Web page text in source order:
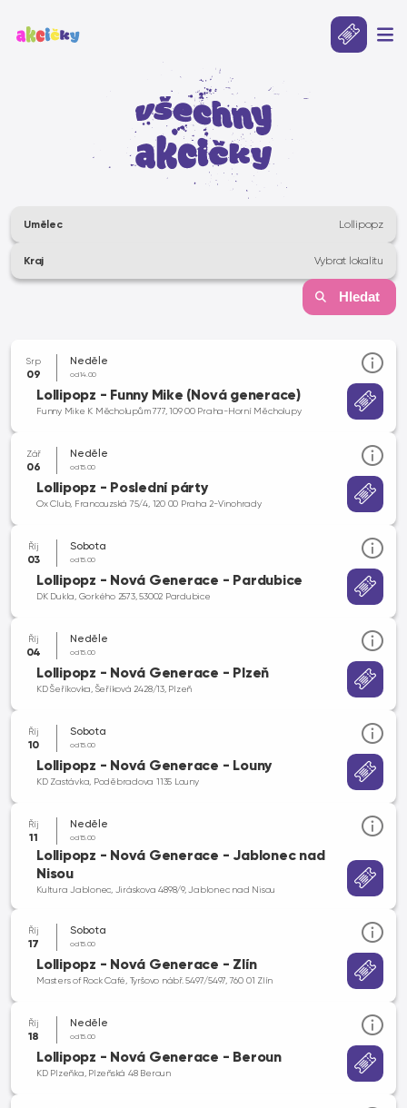
Umělec Lollipopz
Kraj Vybrat lokalitu
Hledat
Srp
09
Neděle
od 14.00
Lollipopz - Funny Mike (Nová generace)
Funny Mike K Měcholupům 777, 109 00 Praha-Horní Měcholupy
Zář
06
Neděle
od 15.00
Lollipopz - Poslední párty
Ox Club, Francouzská 75/4, 120 00 Praha 2-Vinohrady
Říj
03
Sobota
od 15.00
Lollipopz - Nová Generace - Pardubice
DK Dukla, Gorkého 2573, 53002 Pardubice
Říj
04
Neděle
od 15.00
Lollipopz - Nová Generace - Plzeň
KD Šeříkovka, Šeříková 2428/13, Plzeň
Říj
10
Sobota
od 15.00
Lollipopz - Nová Generace - Louny
KD Zastávka, Poděbradova 1135 Louny
Říj
11
Neděle
od 15.00
Lollipopz - Nová Generace - Jablonec nad
Nisou
Kultura Jablonec, Jiráskova 4898/9, Jablonec nad Nisou
Říj
17
Sobota
od 15.00
Lollipopz - Nová Generace - Zlín
Masters of Rock Café, Tyršovo nábř. 5497/5497, 760 01 Zlín
Říj
18
Neděle
od 15.00
Lollipopz - Nová Generace - Beroun
KD Plzeňka, Plzeňská 48 Beroun